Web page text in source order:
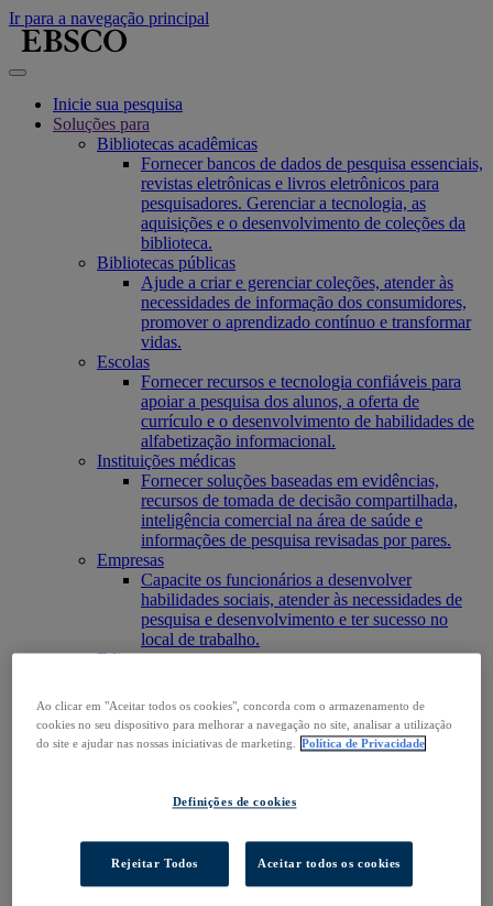
Ir para a navegação principal
Inicie sua pesquisa
Soluções para
Bibliotecas acadêmicas
Fornecer bancos de dados de pesquisa essenciais,
revistas eletrônicas e livros eletrônicos para
pesquisadores. Gerenciar a tecnologia, as
aquisições e o desenvolvimento de coleções da
biblioteca.
Bibliotecas públicas
Ajude a criar e gerenciar coleções, atender às
necessidades de informação dos consumidores,
promover o aprendizado contínuo e transformar
vidas.
Escolas
Fornecer recursos e tecnologia confiáveis para
apoiar a pesquisa dos alunos, a oferta de
currículo e o desenvolvimento de habilidades de
alfabetização informacional.
Instituições médicas
Fornecer soluções baseadas em evidências,
recursos de tomada de decisão compartilhada,
inteligência comercial na área de saúde e
informações de pesquisa revisadas por pares.
Empresas
Capacite os funcionários a desenvolver
habilidades sociais, atender às necessidades de
pesquisa e desenvolvimento e ter sucesso no
local de trabalho.
Editores
aumente sua presença em novos mercados
existentes.
Pesquisadores e estudantes
Encontre sua organização para acessar nossos
Acesse o EBSCOhost
Entre em contato
Produtos
Ao clicar em "Aceitar todos os cookies", concorda com o armazenamento de
cookies no seu dispositivo para melhorar a navegação no site, analisar a utilização
do site e ajudar nas nossas iniciativas de marketing.
Política de Privacidade
Definições de cookies
Rejeitar Todos Aceitar todos os cookies